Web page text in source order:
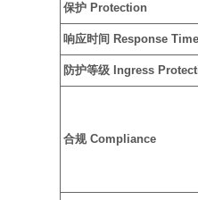
保护 Protection
响应时间 Response Time
防护等级 Ingress
合规 Compliance